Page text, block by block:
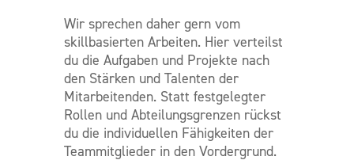
Wir sprechen daher gern vom
skillbasierten Arbeiten. Hier verteilst
du die Aufgaben und Projekte nach
den Stärken und Talenten der
Mitarbeitenden. Statt festgelegter
Rollen und Abteilungsgrenzen rückst
du die individuellen Fähigkeiten der
Teammitglieder in den Vordergrund.